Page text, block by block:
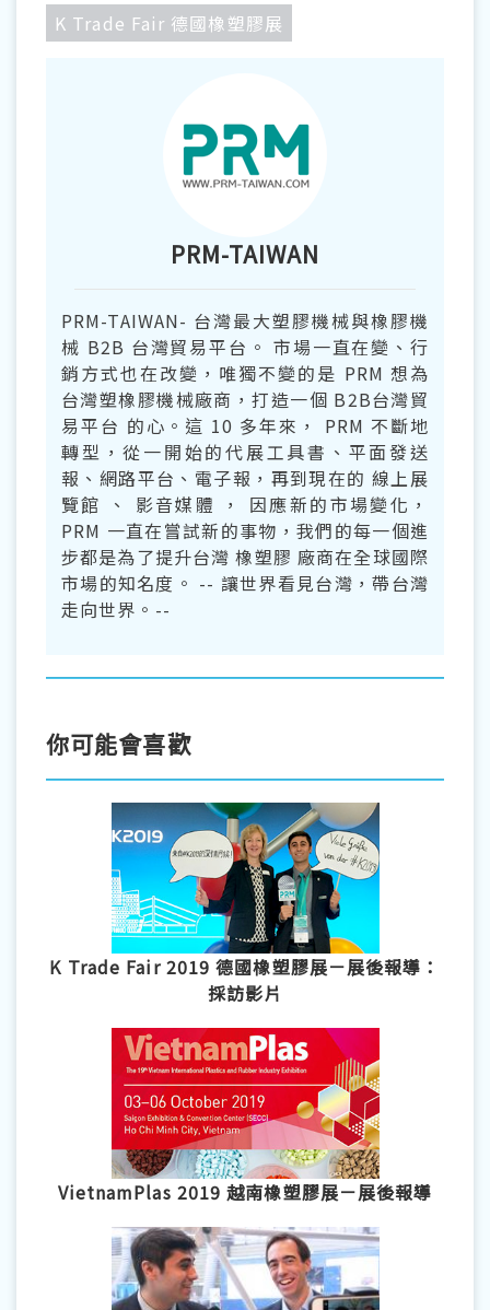
K Trade Fair 德國橡塑膠展
PRM-TAIWAN
PRM-TAIWAN- 台灣最大塑膠機械與橡膠機
械 B2B 台灣貿易平台。 市場一直在變、行
銷方式也在改變，唯獨不變的是 PRM 想為
台灣塑橡膠機械廠商，打造一個 B2B台灣貿
易平台 的心。這 10 多年來， PRM 不斷地
轉型，從一開始的代展工具書、平面發送
報、網路平台、電子報，再到現在的 線上展
覽館 、 影音媒體 ， 因應新的市場變化，
PRM 一直在嘗試新的事物，我們的每一個進
步都是為了提升台灣 橡塑膠 廠商在全球國際
市場的知名度。 -- 讓世界看見台灣，帶台灣
走向世界。--
你可能會喜歡
K Trade Fair 2019 德國橡塑膠展－展後報導：
採訪影片
VietnamPlas 2019 越南橡塑膠展－展後報導